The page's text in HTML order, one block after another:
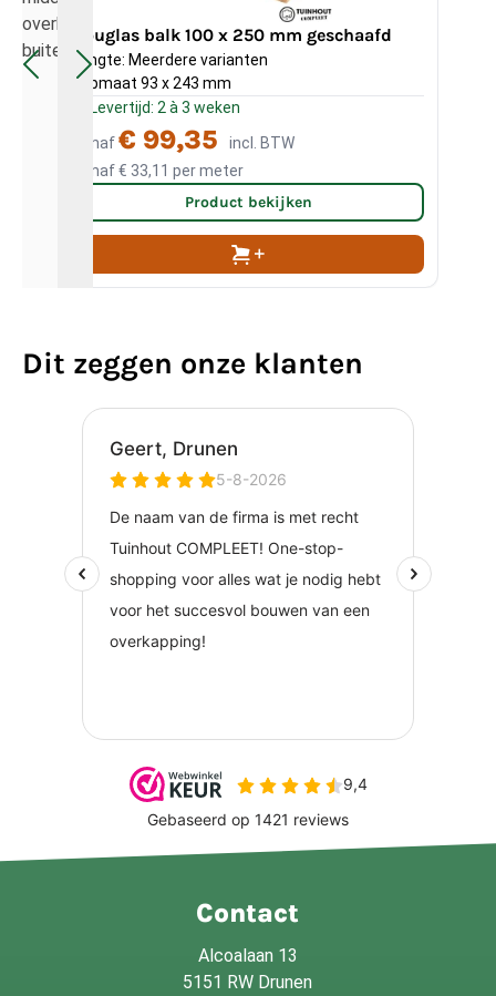
overkappingen, veranda’s en andere dragende
buitenconstructies.
Douglas balk 100 x 250 mm geschaafd
Lengte: Meerdere varianten
Kopmaat 93 x 243 mm
Levertijd: 2 à 3 weken
Vanaf€ 99,35
incl. BTW
Vanaf€ 33,11 per meter
Product bekijken
Dit zeggen onze klanten
Contact
Alcoalaan 13
5151 RW Drunen